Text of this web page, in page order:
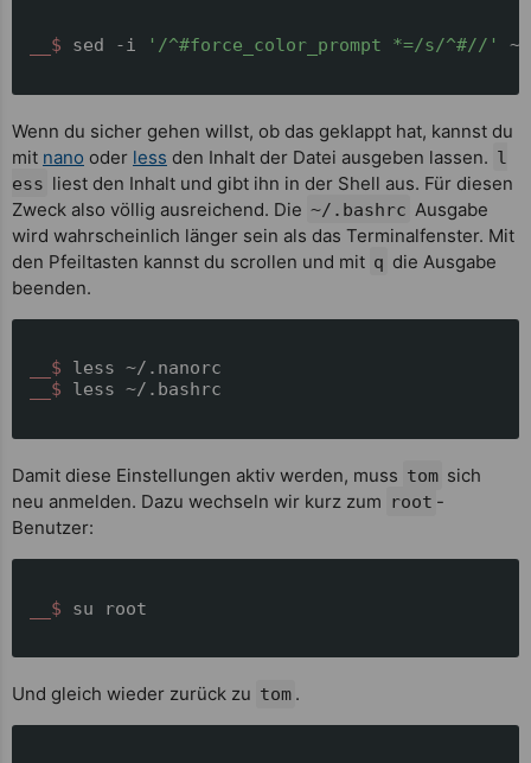
__$ sed -i '/^#force_color_prompt *=/s/^#//'
Wenn du sicher gehen willst, ob das geklappt hat, kannst du
mit nano oder less den Inhalt der Datei ausgeben lassen. l
ess liest den Inhalt und gibt ihn in der Shell aus. Für diesen
Zweck also völlig ausreichend. Die ~/.bashrc Ausgabe
wird wahrscheinlich länger sein als das Terminalfenster. Mit
den Pfeiltasten kannst du scrollen und mit q die Ausgabe
beenden.
__$ less ~/.nanorc
__$ less ~/.bashrc
Damit diese Einstellungen aktiv werden, muss tom sich
neu anmelden. Dazu wechseln wir kurz zum root -
Benutzer:
__$ su root
Und gleich wieder zurück zu tom .